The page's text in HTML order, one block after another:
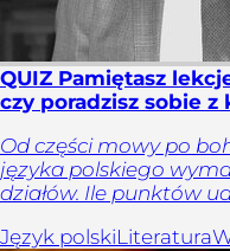
QUIZ Pamiętasz
czy poradzisz sobie
Od części mowy po
języka polskiego
działów. Ile punktów
Język polskiLiteratura